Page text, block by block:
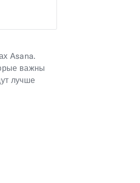
Asana.
важны
лучше